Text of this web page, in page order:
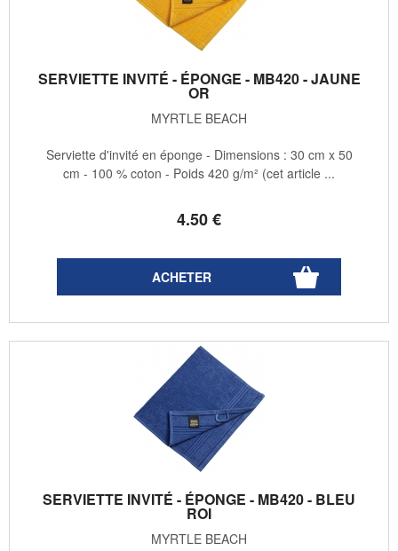
SERVIETTE INVITÉ - ÉPONGE - MB420 - JAUNE
OR
MYRTLE BEACH
4.50€
Serviette d'invité en éponge - Dimensions : 30 cm x 50
cm - 100 % coton - Poids 420 g/m² (cet article ...
SERVIETTE INVITÉ - ÉPONGE - MB420 - BLEU
ROI
MYRTLE BEACH